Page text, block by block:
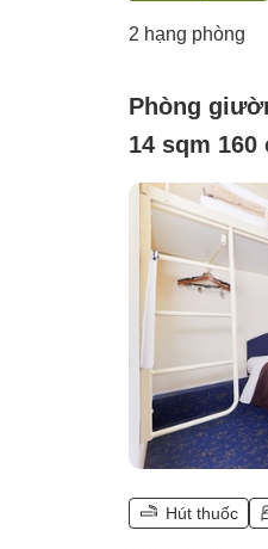
2 hạng phòng
Phòng
14 sqm 160
Hút thuốc